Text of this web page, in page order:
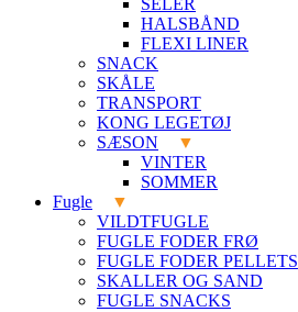
SELER
HALSBÅND
FLEXI LINER
SNACK
SKÅLE
TRANSPORT
KONG LEGETØJ
SÆSON
VINTER
SOMMER
Fugle
VILDTFUGLE
FUGLE FODER FRØ
FUGLE FODER PELLETS
SKALLER OG SAND
FUGLE SNACKS